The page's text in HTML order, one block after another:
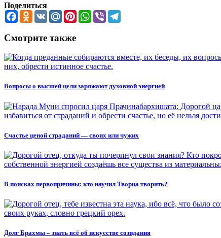
Поделиться
FacebookOdnoklassniki
VK Mail.RuPinterestWhatsApp
Viber
Смотрите также
Вопросы о высшей цели заряжают духовной энергией
Счастье ценой страданий — своих или чужих
В поисках первопричины: кто научил Творца творить?
Долг Брахмы – знать всё об искусстве созидания